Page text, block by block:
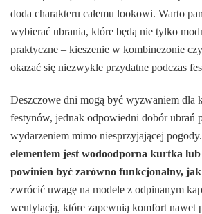
doda charakteru całemu lookowi. Warto
wybierać ubrania, które będą nie tylko
praktyczne – kieszenie w kombinezonie
okazać się niezwykle przydatne podczas
Deszczowe dni mogą być wyzwaniem dla
festynów, jednak odpowiedni dobór ubrań
wydarzeniem mimo niesprzyjającej pogody.
elementem jest wodoodporna kurtka lub
powinien być zarówno funkcjonalny,
zwrócić uwagę na modele z odpinanym
wentylacją, które zapewnią komfort nawet